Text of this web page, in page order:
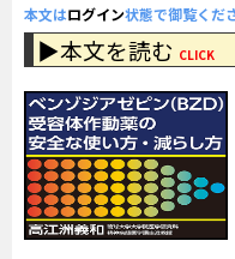
本文はログイン状態で御覧くだ
▶本文を読む CLICK